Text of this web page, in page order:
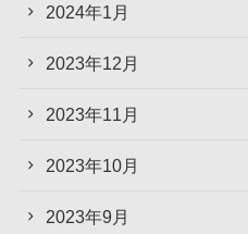
2024年1月
2023年12月
2023年11月
2023年10月
2023年9月